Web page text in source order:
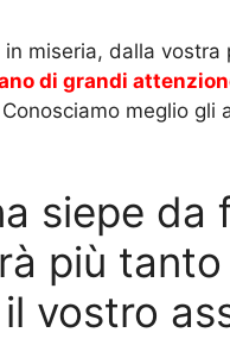
miseria, dalla vostra
di grandi
meglio gli
siepe da
più
vostro